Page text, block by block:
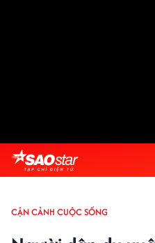
CẬN CẢNH CUỘC SỐNG